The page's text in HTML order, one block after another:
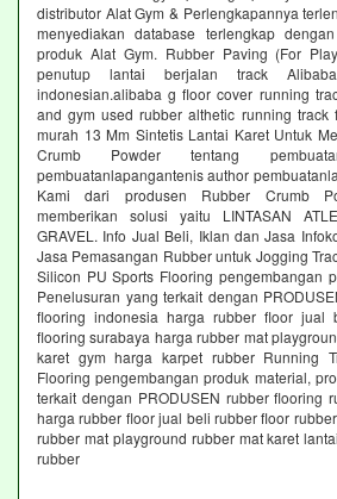
distributor Alat Gym & Perlengkapannya
menyediakan database terlengkap
produk Alat Gym. Rubber Paving (For
penutup lantai berjalan track
indonesian.alibaba g floor cover running
and gym used rubber althetic running track
murah 13 Mm Sintetis Lantai Karet Untuk
Crumb Powder tentang
pembuatanlapangantenis author
Kami dari produsen Rubber Crumb
memberikan solusi yaitu LINTASAN
GRAVEL. Info Jual Beli, Iklan dan Jasa
Jasa Pemasangan Rubber untuk Jogging
Silicon PU Sports Flooring pengembangan
Penelusuran yang terkait dengan
flooring indonesia harga rubber floor jual
flooring surabaya harga rubber mat
karet gym harga karpet rubber Running
Flooring pengembangan produk material,
terkait dengan PRODUSEN rubber flooring
harga rubber floor jual beli rubber floor
rubber mat playground rubber mat karet
rubber